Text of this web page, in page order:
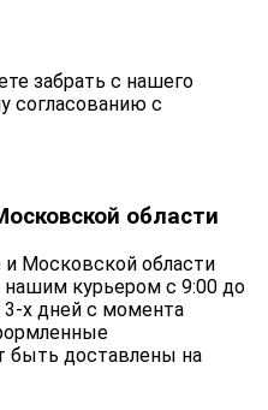
забрать с нашего
согласованию с
области
Московской области
курьером с 9:00 до
3-х дней с момента
быть доставлены на